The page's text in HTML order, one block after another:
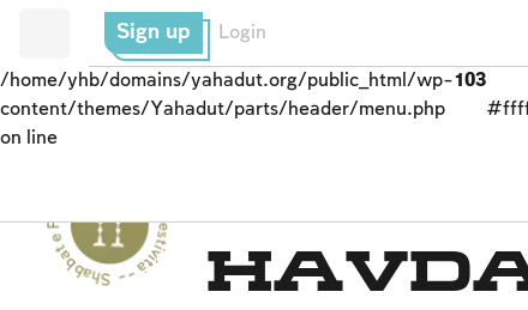
Sign up Login
/home/yhb/domains/yahadut.org/public_html/wp-
content/themes/Yahadut/parts/header/menu.php
on line
103
Shabbat e Festività - Shabbat e Festività --